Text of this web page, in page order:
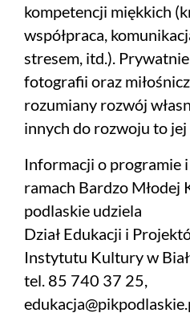
kompetencji miękkich
współpraca,
stresem, itd.).
fotografii oraz
rozumiany rozwój
innych do rozwoju to
Informacji o programie
ramach Bardzo Młodej
podlaskie udziela
Dział Edukacji i
Instytutu Kultury w
tel. 85 740 37 25,